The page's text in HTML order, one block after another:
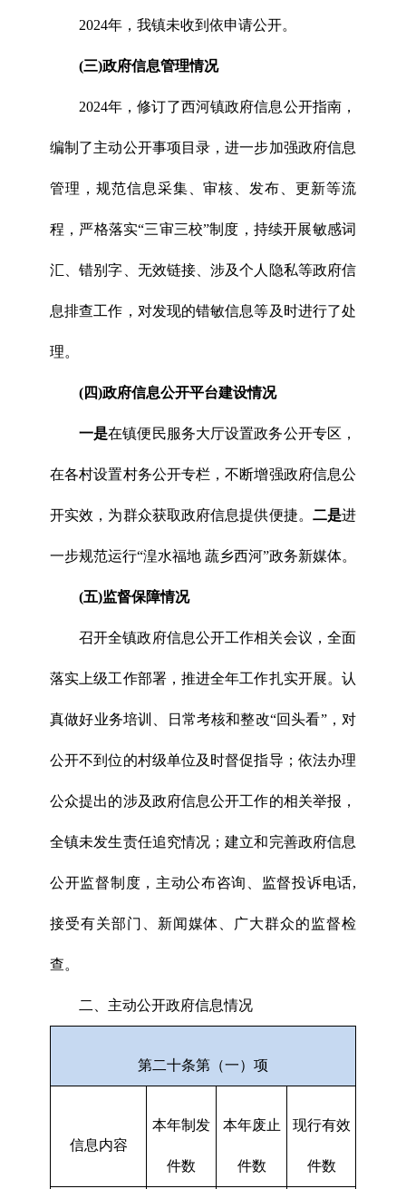
2024年，我镇未收到依申请公开。
(三)政府信息管理情况
2024年，修订了西河镇政府信息公开指南，
编制了主动公开事项目录，进一步加强政府信息
管理，规范信息采集、审核、发布、更新等流
程，严格落实“三审三校”制度 ，持续开展敏感词
汇、错别字、无效链接、涉及个人隐私等政府信
息排查工作，对发现的错敏信息等及时进行了处
理。
(四)政府信息公开平台建设情况
一是在镇便民服务大厅设置政务公开专区，
在各村设置村务公开专栏，不断增强政府信息公
开实效，为群众获取政府信息提供便捷。 二是进
一步规范运行“湟水福地 蔬乡西河”政务新媒体。
(五)监督保障情况
召开全镇政府信息公开工作相关会议，全面
落实上级工作部署，推进全年工作扎实开展。认
真做好业务培训、日常考核和整改“回头看”，对
公开不到位的村级单位及时督促指导；依法办理
公众提出的涉及政府信息公开工作的相关举报，
全镇未发生责任追究情况；建立和完善政府信息
公开监督制度，主动公布咨询、监督投诉电话,
接受有关部门、新闻媒体、广大群众的监督检
查。
二、主动公开政府信息情况
第二十条第（一）项
信息内容
本年制发
件数
本年废止
件数
现行有效
件数